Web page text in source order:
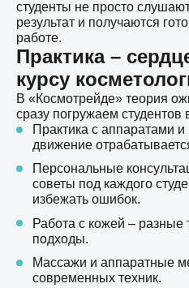
студенты не просто
результат и получаются
работе.
Практика –
курсу
В «Космотрейде» теория
сразу погружаем
Практика с аппаратами
движение
Персональные
советы под каждого
избежать ошибок.
Работа с кожей –
подходы.
Массажи и аппаратные
современных техник.